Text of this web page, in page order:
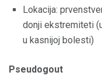
Lokacija:
donji ekstremiteti
u kasnijoj bolesti)
Pseudogout